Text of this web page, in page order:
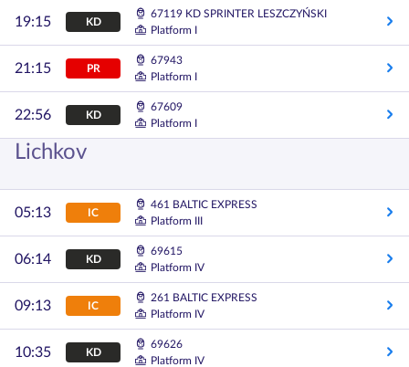
19:15 KD
67119 KD SPRINTER LESZCZYŃSKI
Platform I
21:15 PR
67943
Platform I
22:56 KD
67609
Platform I
Lichkov
05:13 IC
461 BALTIC EXPRESS
Platform III
06:14 KD
69615
Platform IV
09:13 IC
261 BALTIC EXPRESS
Platform IV
10:35 KD
69626
Platform IV